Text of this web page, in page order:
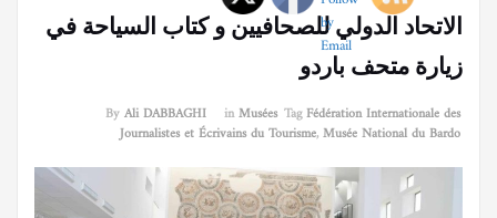
الاتحاد الدولي للصحافيين و كتاب السياحة في
زيارة متحف باردو
ByAli DABBAGHI inMusées TagFédération Internationale des
Journalistes et Écrivains du Tourisme,Musée National du Bardo